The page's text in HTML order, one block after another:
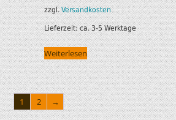
zzgl.Versandkosten
Lieferzeit:ca. 3-5 Werktage
Weiterlesen
1 2 →